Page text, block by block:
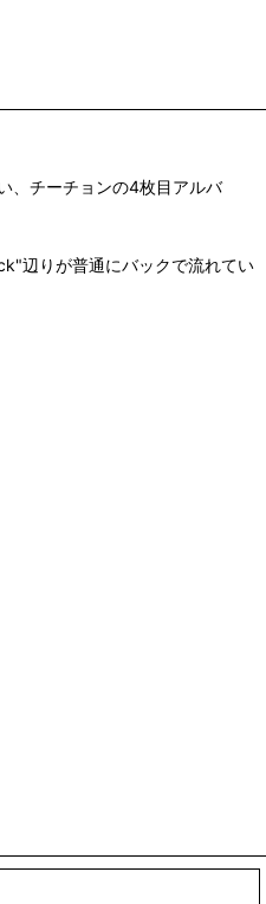
、チーチョンの4枚目アルバ
辺りが普通にバックで流れてい